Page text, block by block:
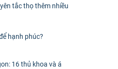
tắc thọ thêm nhiều
hạnh phúc?
16 thủ khoa và á